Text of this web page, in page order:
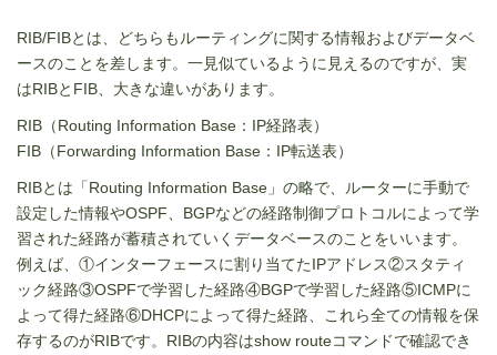
RIB/FIBとは、どちらもルーティングに関する情報およびデータベ
ースのことを差します。一見似ているように見えるのですが、実
はRIBとFIB、大きな違いがあります。
RIB（Routing Information Base：IP経路表）
FIB（Forwarding Information Base：IP転送表）
RIBとは「Routing Information Base」の略で、ルーターに手動で
設定した情報やOSPF、BGPなどの経路制御プロトコルによって学
習された経路が蓄積されていくデータベースのことをいいます。
例えば、①インターフェースに割り当てたIPアドレス②スタティ
ック経路③OSPFで学習した経路④BGPで学習した経路⑤ICMPに
よって得た経路⑥DHCPによって得た経路、これら全ての情報を保
存するのがRIBです。RIBの内容はshow routeコマンドで確認でき